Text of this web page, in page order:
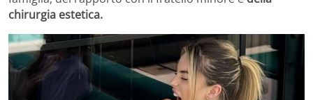
chirurgia estetica.